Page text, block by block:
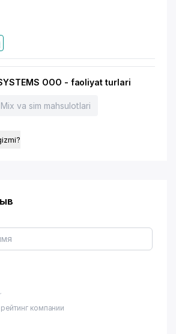
OOO - faoliyat turlari
Mix va sim mahsulotlari
компании